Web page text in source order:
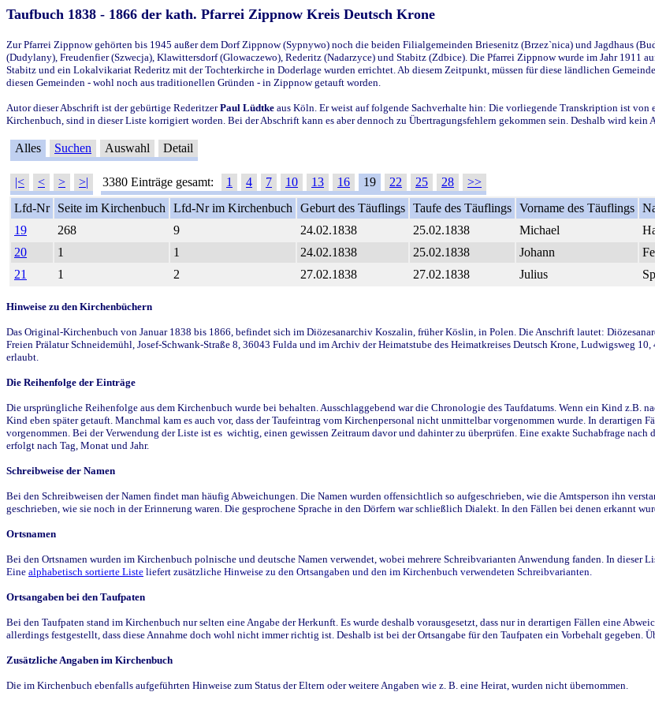
Taufbuch 1838 - 1866 der kath. Pfarrei Zippnow Kreis Deutsch Krone
Zur Pfarrei Zippnow gehörten bis 1945 außer dem Dorf Zippnow (Sypnywo) noch die beiden Filialgemeinden Briesenitz (Brzez`nica) und Jagdhaus
(Dudylany), Freudenfier (Szwecja), Klawittersdorf (Glowaczewo), Rederitz (Nadarzyce) und Stabitz (Zdbice). Die Pfarrei Zippnow wurde im Jahr 1911
Stabitz und ein Lokalvikariat Rederitz mit der Tochterkirche in Doderlage wurden errichtet. Ab diesem Zeitpunkt, müssen für diese ländlichen
diesen Gemeinden - wohl noch aus traditionellen Gründen - in Zippnow getauft worden.
Autor dieser Abschrift ist der gebürtige RederitzerPaul Lüdtke aus Köln. Er weist auf folgende Sachverhalte hin: Die vorliegende Transkription ist
Kirchenbuch, sind in dieser Liste korrigiert worden. Bei der Abschrift kann es aber dennoch zu Übertragungsfehlern gekommen sein. Deshalb wird kein
Alles Suchen Auswahl Detail
|< < > >| 3380 Einträge gesamt: 1 4 7 10 13 16 19 22 25 28
>>
Lfd-Nr
Seite im Kirchenbuch Lfd-Nr im Kirchenbuch Geburt des Täuflings Taufe des Täuflings Vorname des Täuflings
19
268 9 24.02.1838 25.02.1838 Michael
20
1 1 24.02.1838 25.02.1838 Johann
21
1 2 27.02.1838 27.02.1838 Julius
Hinweise zu den Kirchenbüchern
Das Original-Kirchenbuch von Januar 1838 bis 1866, befindet sich im Diözesanarchiv Koszalin, früher Köslin, in Polen. Die Anschrift lautet:
Freien Prälatur Schneidemühl, Josef-Schwank-Straße 8, 36043 Fulda und im Archiv der Heimatstube des Heimatkreises Deutsch Krone, Ludwigsweg
erlaubt.
Die Reihenfolge der Einträge
Die ursprüngliche Reihenfolge aus dem Kirchenbuch wurde bei behalten. Ausschlaggebend war die Chronologie des Taufdatums. Wenn ein Kind z.B.
Kind eben später getauft. Manchmal kam es auch vor, dass der Taufeintrag vom Kirchenpersonal nicht unmittelbar vorgenommen wurde. In derartigen
vorgenommen. Bei der Verwendung der Liste ist es wichtig, einen gewissen Zeitraum davor und dahinter zu überprüfen. Eine exakte Suchabfrage
erfolgt nach Tag, Monat und Jahr.
Schreibweise der Namen
Bei den Schreibweisen der Namen findet man häufig Abweichungen. Die Namen wurden offensichtlich so aufgeschrieben, wie die Amtsperson ihn
geschrieben, wie sie noch in der Erinnerung waren. Die gesprochene Sprache in den Dörfern war schließlich Dialekt. In den Fällen bei denen erkannt
Ortsnamen
Bei den Ortsnamen wurden im Kirchenbuch polnische und deutsche Namen verwendet, wobei mehrere Schreibvarianten Anwendung fanden. In dieser
Eine alphabetisch sortierte Liste liefert zusätzliche Hinweise zu den Ortsangaben und den im Kirchenbuch verwendeten Schreibvarianten.
Ortsangaben bei den Taufpaten
Bei den Taufpaten stand im Kirchenbuch nur selten eine Angabe der Herkunft. Es wurde deshalb vorausgesetzt, dass nur in derartigen Fällen eine
allerdings festgestellt, dass diese Annahme doch wohl nicht immer richtig ist. Deshalb ist bei der Ortsangabe für den Taufpaten ein Vorbehalt gegeben.
Zusätzliche Angaben im Kirchenbuch
Die im Kirchenbuch ebenfalls aufgeführten Hinweise zum Status der Eltern oder weitere Angaben wie z. B. eine Heirat, wurden nicht übernommen.